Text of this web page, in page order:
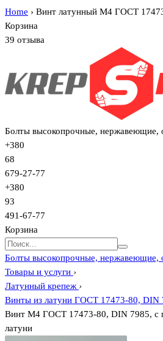
Home › Винт латунный М4 ГОСТ
Корзина
39 отзыва
Болты высокопрочные, нержавеющие,
+380
68
679-27-77
+380
93
491-67-77
Корзина
Болты высокопрочные, нержавеющие,
Товары и услуги ›
Латунный крепеж ›
Винты из латуни ГОСТ 17473-80, DIN
Винт М4 ГОСТ 17473-80, DIN 7985, с
латуни